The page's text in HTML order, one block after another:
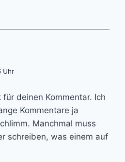
Uhr
für deinen Kommentar. Ich
Kommentare ja
Manchmal muss
schreiben, was einem auf